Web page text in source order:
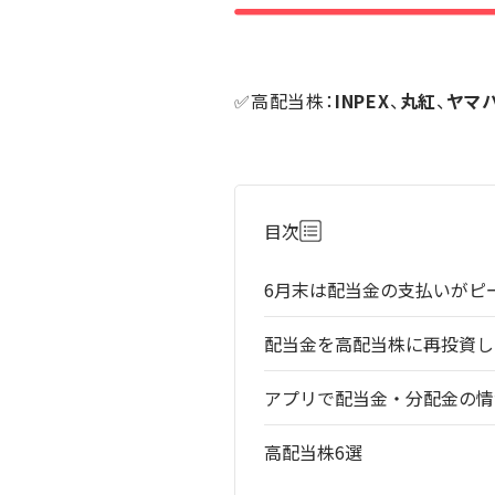
✅高配当株：INPEX、丸紅、ヤマ
目次
6月末は配当金の支払いがピ
配当金を高配当株に再投資
アプリで配当金・分配金の
高配当株6選